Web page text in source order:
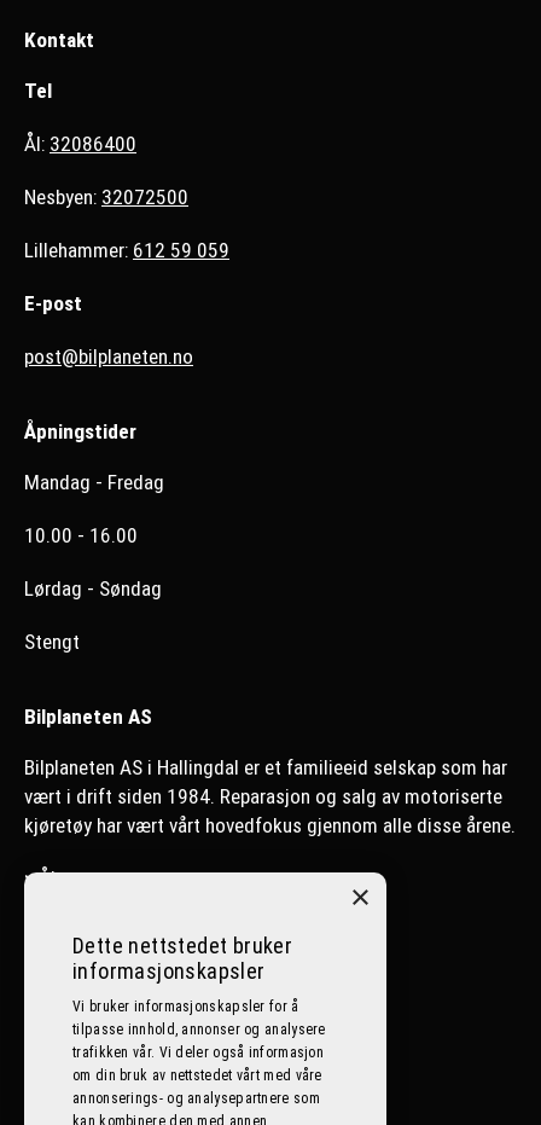
Kontakt
Tel
Ål: 32086400
Nesbyen: 32072500
Lillehammer: 612 59 059
E-post
post@bilplaneten.no
Åpningstider
Mandag - Fredag
10.00 - 16.00
Lørdag - Søndag
Stengt
Bilplaneten AS
Bilplaneten AS i Hallingdal er et familieeid selskap som har
vært i drift siden 1984. Reparasjon og salg av motoriserte
kjøretøy har vært vårt hovedfokus gjennom alle disse årene.
>Ål
Nesbyen
Lillehammer
Følg oss på sosiale medier
×
Dette nettstedet bruker
informasjonskapsler
Vi bruker informasjonskapsler for å
tilpasse innhold, annonser og analysere
trafikken vår. Vi deler også informasjon
om din bruk av nettstedet vårt med våre
annonserings- og analysepartnere som
kan kombinere den med annen